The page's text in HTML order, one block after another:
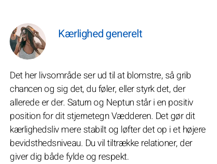
Kærlighed generelt
Det her livsområde ser ud til at blomstre, så grib
chancen og sig det, du føler, eller styrk det, der
allerede er der. Saturn og Neptun står i en positiv
position for dit stjernetegn Vædderen. Det gør dit
kærlighedsliv mere stabilt og løfter det op i et højere
bevidsthedsniveau. Du vil tiltrække relationer, der
giver dig både fylde og respekt.